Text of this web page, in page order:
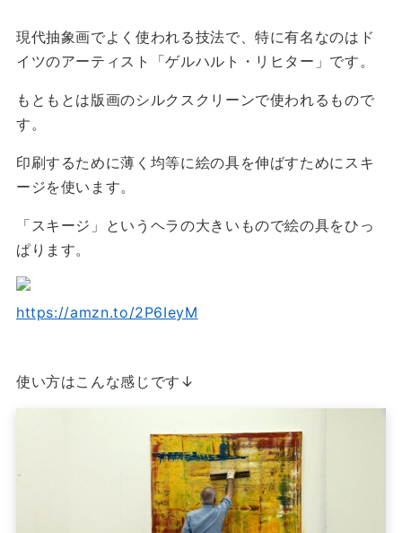
現代抽象画でよく使われる技法で、特に有名なのはド
イツのアーティスト「ゲルハルト・リヒター」です。
もともとは版画のシルクスクリーンで使われるもので
す。
印刷するために薄く均等に絵の具を伸ばすためにスキ
ージを使います。
「スキージ」というヘラの大きいもので絵の具をひっ
ぱります。
https://amzn.to/2P6IeyM
使い方はこんな感じです↓